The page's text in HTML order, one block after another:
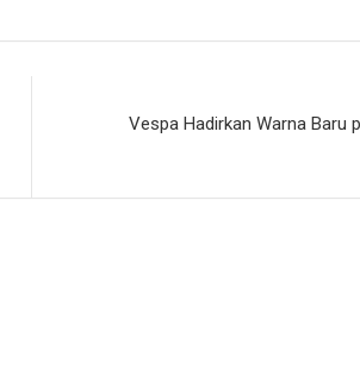
Vespa Hadirkan Warna Baru